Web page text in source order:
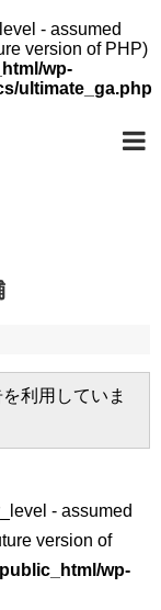
- assumed
version of PHP)
wp-
ultimate_ga.php
利用していま
- assumed
version of
wp-